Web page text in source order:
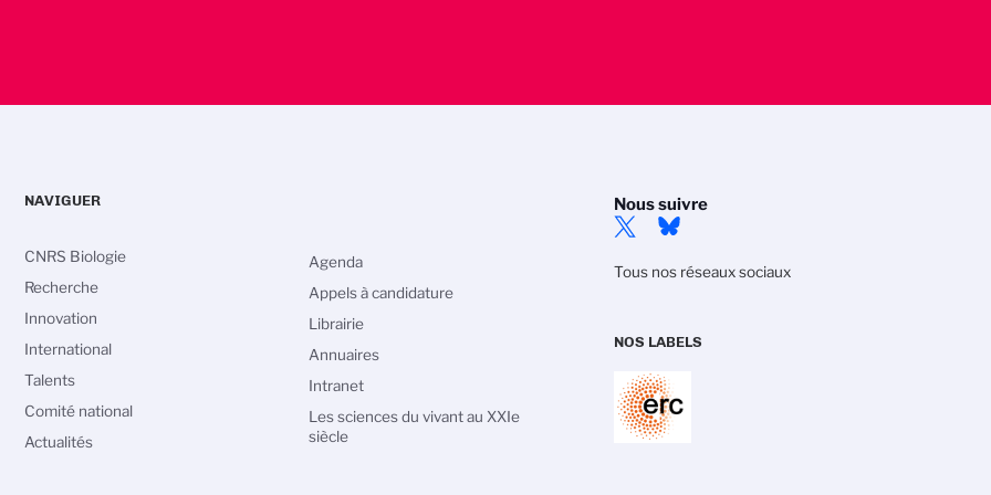
Nous suivre
Tous nos réseaux sociaux
NOS LABELS
NAVIGUER
CNRS Biologie
Recherche
Innovation
International
Talents
Comité national
Actualités
Agenda
Appels à candidature
Librairie
Annuaires
Intranet
Les sciences du vivant au XXIe
siècle